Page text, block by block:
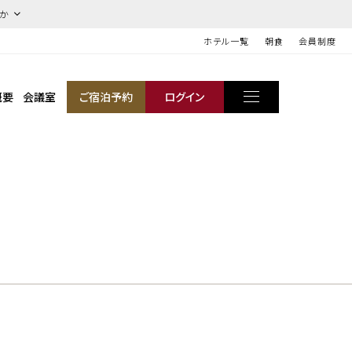
ホテル一覧 朝食 会員制度
要 会議室 ご宿泊予約 ログイン